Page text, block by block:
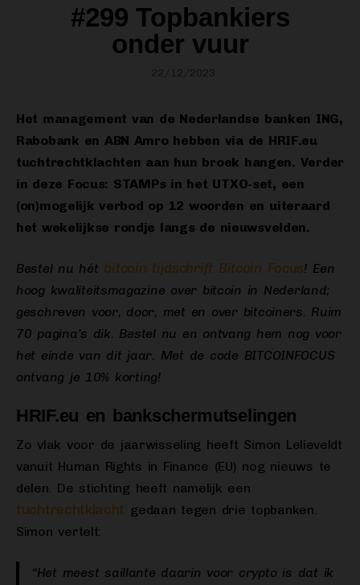
#299 Topbankiers
onder vuur
22/12/2023
Het management van de Nederlandse banken ING,
Rabobank en ABN Amro hebben via de HRIF.eu
tuchtrechtklachten aan hun broek hangen. Verder
in deze Focus: STAMPs in het UTXO-set, een
(on)mogelijk verbod op 12 woorden en uiteraard
het wekelijkse rondje langs de nieuwsvelden.
Bestel nu hét bitcoin tijdschrift Bitcoin Focus! Een
hoog kwaliteitsmagazine over bitcoin in Nederland;
geschreven voor, door, met en over bitcoiners. Ruim
70 pagina’s dik. Bestel nu en ontvang hem nog voor
het einde van dit jaar. Met de code BITCOINFOCUS
ontvang je 10% korting!
HRIF.eu en bankschermutselingen
Zo vlak voor de jaarwisseling heeft Simon Lelieveldt
vanuit Human Rights in Finance (EU) nog nieuws te
delen. De stichting heeft namelijk een
tuchtrechtklacht gedaan tegen drie topbanken.
Simon vertelt:
“Het meest saillante daarin voor crypto is dat ik